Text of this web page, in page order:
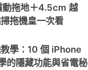
動拖地＋4.5cm 越
拖機皇一次看
學：10 個 iPhone
的隱藏功能與省電秘